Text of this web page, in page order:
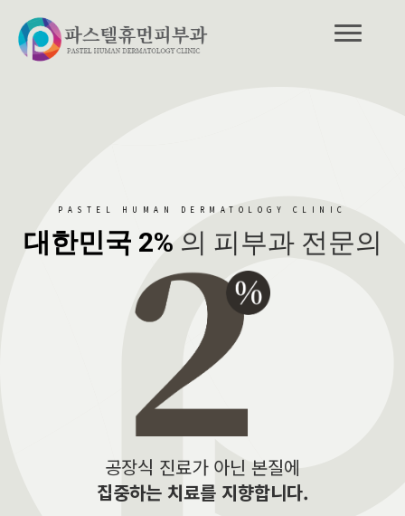
PASTEL HUMAN DERMATOLOGY CLINIC
대한민국 2% 의 피부과 전문의
공장식 진료가 아닌 본질에
집중하는 치료를 지향합니다.